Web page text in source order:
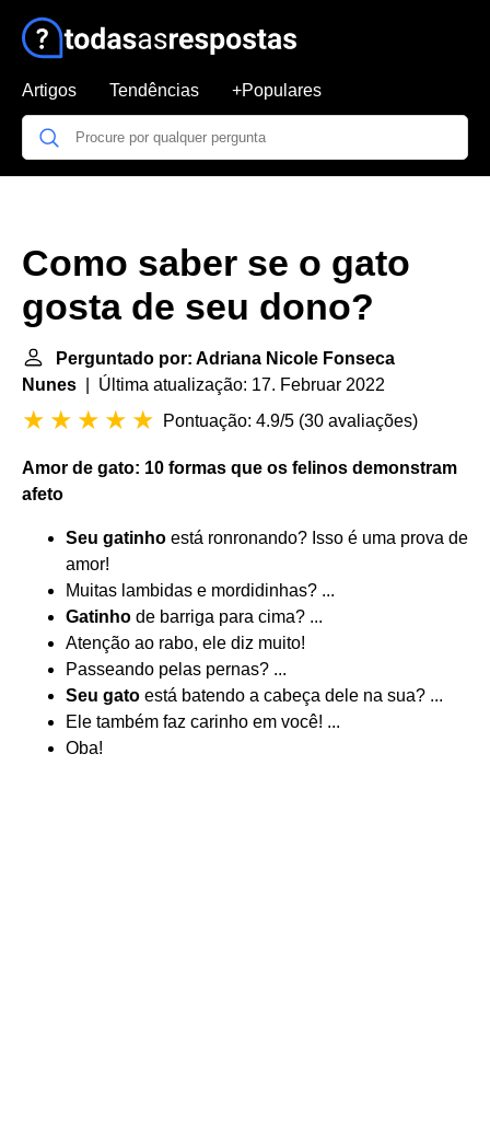
Artigos Tendências +Populares
Como saber se o gato
gosta de seu dono?
Perguntado por: Adriana Nicole Fonseca
Nunes | Última atualização: 17. Februar 2022
Pontuação: 4.9/5 (30 avaliações)
Amor de gato: 10 formas que os felinos demonstram
afeto
Seu gatinho está ronronando? Isso é uma prova de
amor!
Muitas lambidas e mordidinhas? ...
Gatinho de barriga para cima? ...
Atenção ao rabo, ele diz muito!
Passeando pelas pernas? ...
Seu gato está batendo a cabeça dele na sua? ...
Ele também faz carinho em você! ...
Oba!